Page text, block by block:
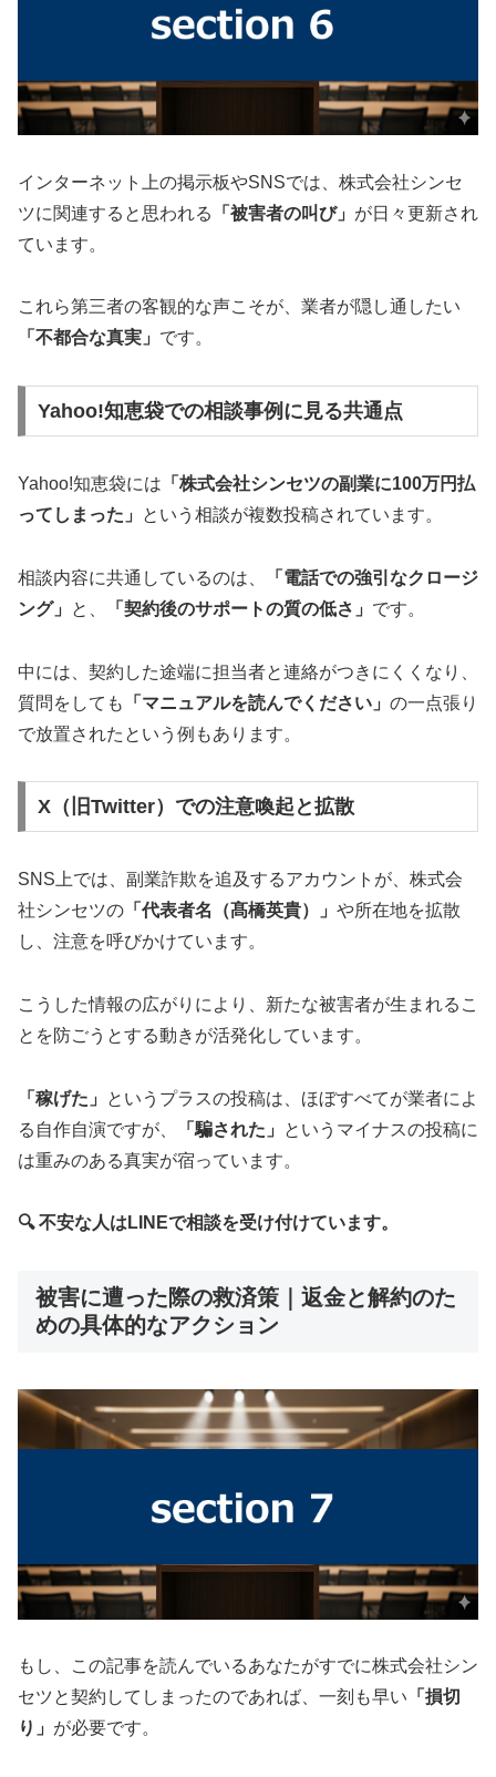
インターネット上の掲示板やSNSでは、株式会社シンセ
ツに関連すると思われる
「被害者の叫び」 が日々更新され
ています。
これら第三者の客観的な声こそが、業者が隠し通したい
「不都合な真実」 です。
Yahoo!知恵袋での相談事例に見る共通点
Yahoo!知恵袋には 「株式会社シンセツの副業に100万円払
ってしまった」
という相談が複数投稿されています。
相談内容に共通しているのは、
「電話での強引なクロージ
ング」
と、 「契約後のサポートの質の低さ」 です。
中には、契約した途端に担当者と連絡がつきにくくなり、
質問をしても
「マニュアルを読んでください」 の一点張り
で放置されたという例もあります。
X（旧Twitter）での注意喚起と拡散
SNS上では、副業詐欺を追及するアカウントが、株式会
社シンセツの 「代表者名（髙橋英貴）」 や所在地を拡散
し、注意を呼びかけています。
こうした情報の広がりにより、新たな被害者が生まれるこ
とを防ごうとする動きが活発化しています。
「稼げた」
というプラスの投稿は、ほぼすべてが業者によ
る自作自演ですが、
「騙された」
というマイナスの投稿に
は重みのある真実が宿っています。
🔍 不安な人はLINEで相談を受け付けています。
被害に遭った際の救済策｜返金と解約のた
めの具体的なアクション
もし、この記事を読んでいるあなたがすでに株式会社シン
セツと契約してしまったのであれば、一刻も早い 「損切
り」 が必要です。